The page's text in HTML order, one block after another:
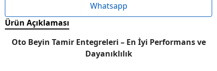
Whatsapp
Ürün Açıklaması
Oto Beyin Tamir Entegreleri – En İyi Performans ve
Dayanıklılık